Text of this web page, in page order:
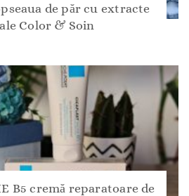
de păr cu extracte
Color & Soin
B5 cremă reparatoare de